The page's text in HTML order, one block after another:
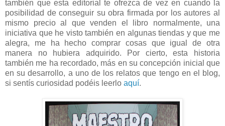
también que esta editorial te ofrezca de vez en cuando la
posibilidad de conseguir su obra firmada por los autores al
mismo precio al que venden el libro normalmente, una
iniciativa que he visto también en algunas tiendas y que me
alegra, me ha hecho comprar cosas que igual de otra
manera no hubiera adquirido. Por cierto, esta historia
también me ha recordado, más en su concepción inicial que
en su desarrollo, a uno de los relatos que tengo en el blog,
si sentís curiosidad podéis leerlo aquí.